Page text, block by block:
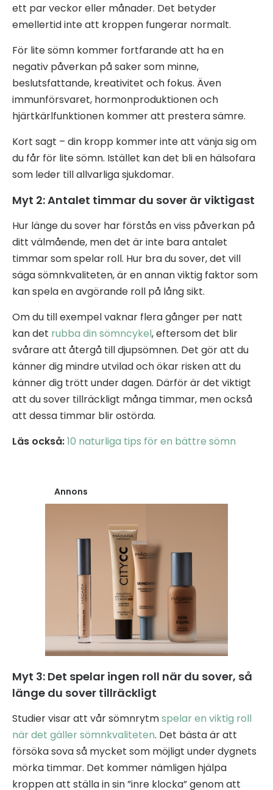
ett par veckor eller månader. Det betyder
emellertid inte att kroppen fungerar normalt.
För lite sömn kommer fortfarande att ha en
negativ påverkan på saker som minne,
beslutsfattande, kreativitet och fokus. Även
immunförsvaret, hormonproduktionen och
hjärtkärlfunktionen kommer att prestera sämre.
Kort sagt – din kropp kommer inte att vänja sig om
du får för lite sömn. Istället kan det bli en hälsofara
som leder till allvarliga sjukdomar.
Myt 2: Antalet timmar du sover är viktigast
Hur länge du sover har förstås en viss påverkan på
ditt välmående, men det är inte bara antalet
timmar som spelar roll. Hur bra du sover, det vill
säga sömnkvaliteten, är en annan viktig faktor som
kan spela en avgörande roll på lång sikt.
Om du till exempel vaknar flera gånger per natt
kan det rubba din sömncykel, eftersom det blir
svårare att återgå till djupsömnen. Det gör att du
känner dig mindre utvilad och ökar risken att du
känner dig trött under dagen. Därför är det viktigt
att du sover tillräckligt många timmar, men också
att dessa timmar blir ostörda.
Läs också:10 naturliga tips för en bättre sömn
Annons
Myt 3: Det spelar ingen roll när du sover, så
länge du sover tillräckligt
Studier visar att vår sömnrytmspelar en viktig roll
när det gäller sömnkvaliteten. Det bästa är att
försöka sova så mycket som möjligt under dygnets
mörka timmar. Det kommer nämligen hjälpa
kroppen att ställa in sin ”inre klocka” genom att